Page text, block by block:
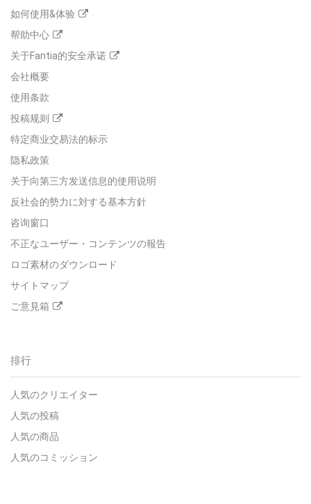
如何使用&体验
帮助中心
关于Fantia的安全承诺
会社概要
使用条款
投稿规则
特定商业交易法的标示
隐私政策
关于向第三方发送信息的使用说明
反社会的勢力に対する基本方針
咨询窗口
不正なユーザー・コンテンツの報告
ロゴ素材のダウンロード
サイトマップ
ご意見箱
排行
人気のクリエイター
人気の投稿
人気の商品
人気のコミッション